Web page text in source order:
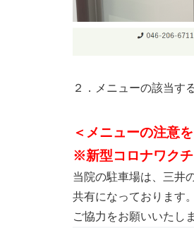
２．メニューの該当す
＜メニューの注意
※新型コロナワクチ
当院の駐車場は、三井
共有になっております
ご協力をお願いいたし